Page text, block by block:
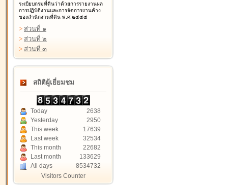
ระเบียบกรมที่ดินว่าด้วยการรายงานผล
การปฏิบัติงานและการจัดการงานค้าง
ของสำนักงานที่ดิน พ.ศ.๒๕๕๕
> ส่วนที่ ๑
> ส่วนที่ ๒
> ส่วนที่ ๓
สถิติผู้เยี่ยมชม
Today
2638
Yesterday
2950
This week
17639
Last week
32534
This month
22682
Last month
133629
All days
8534732
Visitors Counter